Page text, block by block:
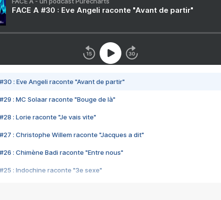
FACE A #30 : Eve Angeli raconte "Avant de partir"
#30 : Eve Angeli raconte "Avant de partir"
#29 : MC Solaar raconte "Bouge de là"
#28 : Lorie raconte "Je vais vite"
#27 : Christophe Willem raconte "Jacques a dit"
#26 : Chimène Badi raconte "Entre nous"
#25 : Indochine raconte "3e sexe"